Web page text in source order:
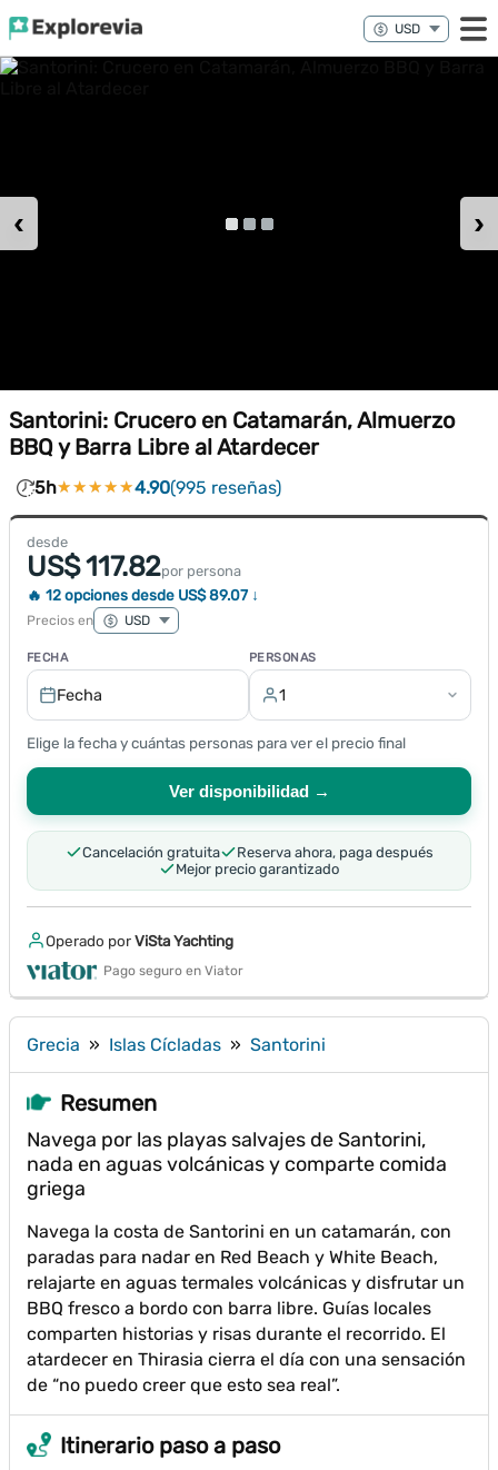
‹ ›
Santorini: Crucero en Catamarán, Almuerzo
BBQ y Barra Libre al Atardecer
5h★★★★★
★★★★★4.90(995 reseñas)
desde
US$ 117.82por persona
🔥 12 opciones desde US$ 89.07 ↓
Precios en
FECHA
Fecha
PERSONAS
1
Elige la fecha y cuántas personas para ver el precio final
Ver disponibilidad →
Cancelación gratuita
Reserva ahora, paga después
Mejor precio garantizado
Operado porViSta Yachting
Pago seguro en Viator
Grecia » Islas Cícladas » Santorini
Resumen
Navega por las playas salvajes de Santorini,
nada en aguas volcánicas y comparte comida
griega
Navega la costa de Santorini en un catamarán, con
paradas para nadar en Red Beach y White Beach,
relajarte en aguas termales volcánicas y disfrutar un
BBQ fresco a bordo con barra libre. Guías locales
comparten historias y risas durante el recorrido. El
atardecer en Thirasia cierra el día con una sensación
de “no puedo creer que esto sea real”.
Itinerario paso a paso